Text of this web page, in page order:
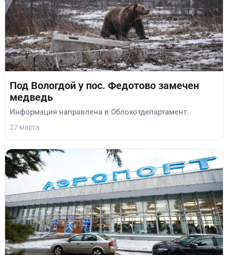
Под Вологдой у пос. Федотово замечен
медведь
Информация направлена в Облохотдепартамент.
27 марта